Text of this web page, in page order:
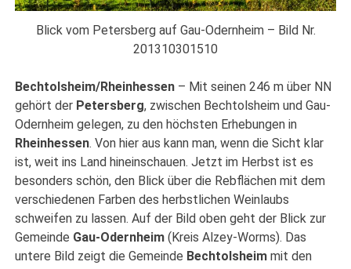
Blick vom Petersberg auf Gau-Odernheim – Bild Nr.
201310301510
Bechtolsheim/Rheinhessen – Mit seinen 246 m über NN
gehört der Petersberg, zwischen Bechtolsheim und Gau-
Odernheim gelegen, zu den höchsten Erhebungen in
Rheinhessen. Von hier aus kann man, wenn die Sicht klar
ist, weit ins Land hineinschauen. Jetzt im Herbst ist es
besonders schön, den Blick über die Rebflächen mit dem
verschiedenen Farben des herbstlichen Weinlaubs
schweifen zu lassen. Auf der Bild oben geht der Blick zur
Gemeinde Gau-Odernheim (Kreis Alzey-Worms). Das
untere Bild zeigt die Gemeinde Bechtolsheim mit den